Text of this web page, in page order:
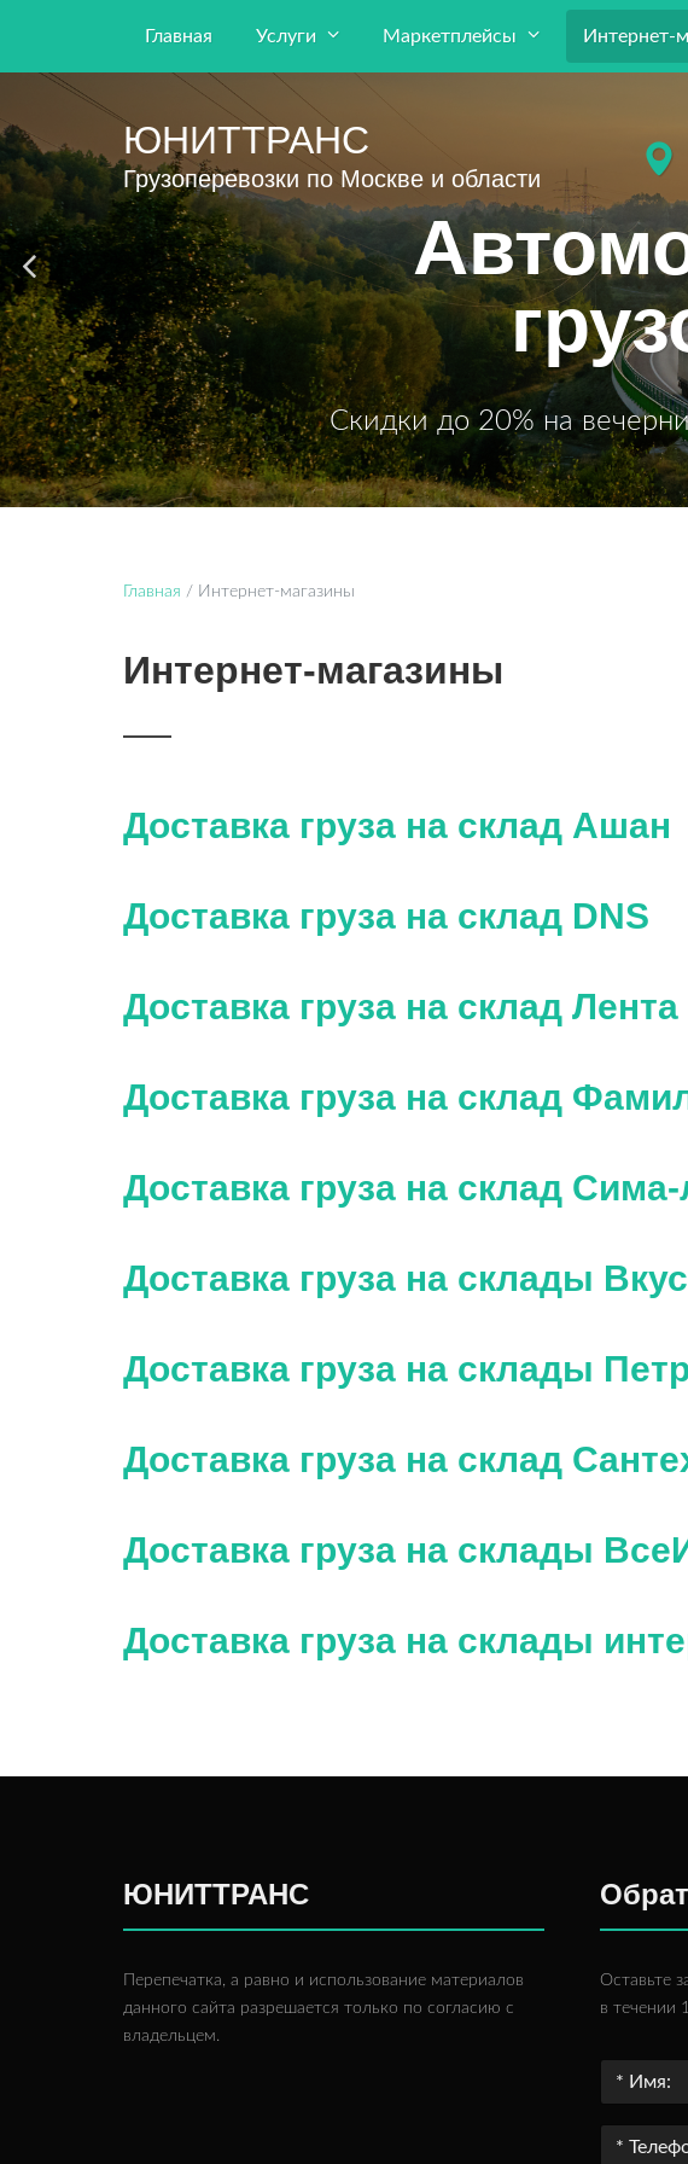
Главная Услуги Маркетплейсы Интернет-
ЮНИТТРАНС
Грузоперевозки по Москве и области
Скидки до 20% на
Главная / Интернет-магазины
Интернет-магазины
Доставка груза на склад Ашан
Доставка груза на склад DNS
Доставка груза на склад Лента
Доставка груза на склад
Доставка груза на склад
Доставка груза на склады
Доставка груза на склады
Доставка груза на склад
Доставка груза на склады
Доставка груза на склады
ЮНИТТРАНС
Перепечатка, а равно и использование материалов
данного сайта разрешается только по согласию с
владельцем.
Оставьте
в течении